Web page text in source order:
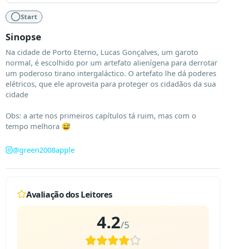
Start
Sinopse
Na cidade de Porto Eterno, Lucas Gonçalves, um garoto
normal, é escolhido por um artefato alienígena para derrotar
um poderoso tirano intergaláctico. O artefato lhe dá poderes
elétricos, que ele aproveita para proteger os cidadãos da sua
cidade
Obs: a arte nos primeiros capítulos tá ruim, mas com o
tempo melhora 😅
@green2008apple
Avaliação dos Leitores
4.2/5